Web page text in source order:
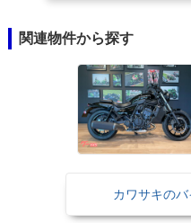
関連物件から探す
カワサキの